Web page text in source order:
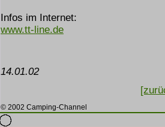
Infos im Internet:
www.tt-line.de
14.01.02
© 2002 Camping-Channel